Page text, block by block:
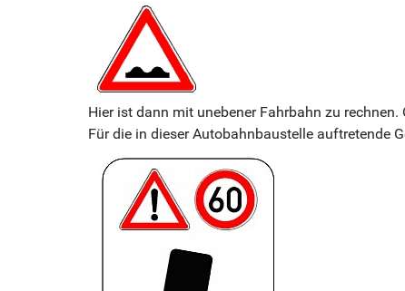
Hier ist dann mit unebener Fahrbahn zu
Für die in dieser Autobahnbaustelle auftretende